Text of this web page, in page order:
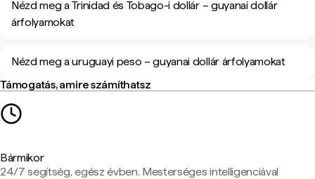
Nézd meg a Trinidad és Tobago-i dollár – guyanai dollár
árfolyamokat
Nézd meg a uruguayi peso – guyanai dollár árfolyamokat
Támogatás, amire számíthatsz
Bármikor
24/7 segítség, egész évben. Mesterséges intelligenciával